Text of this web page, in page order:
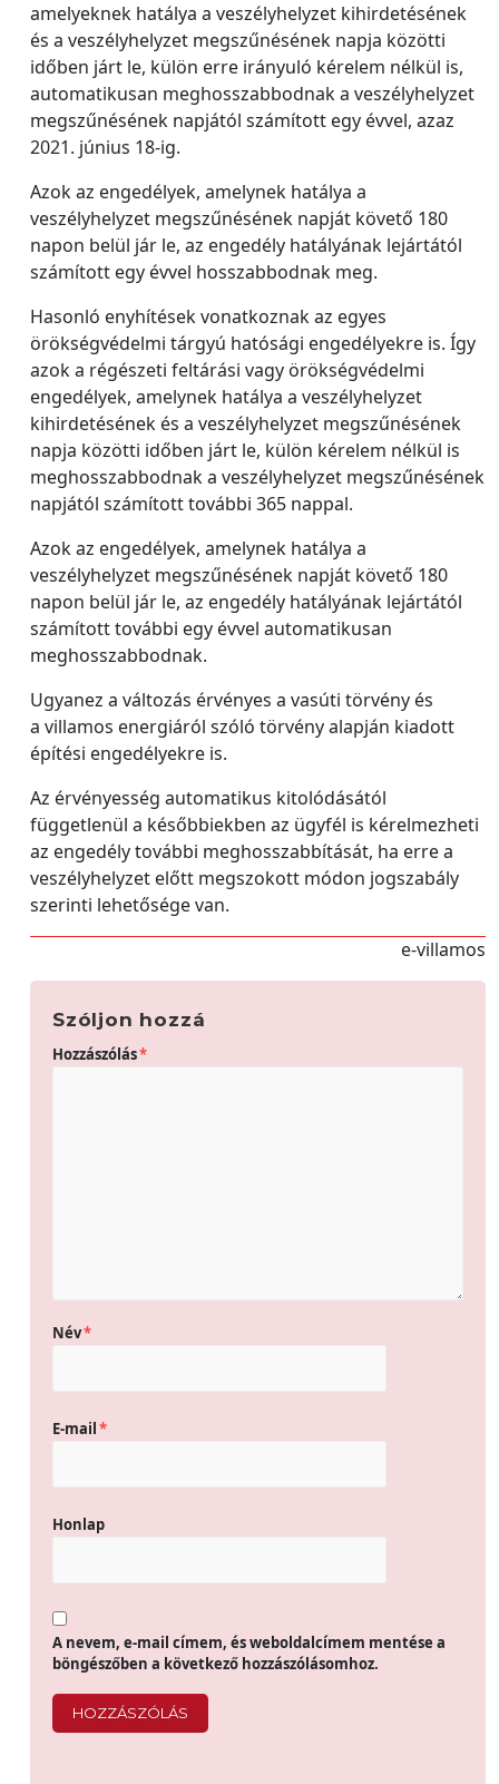
amelyeknek hatálya a veszélyhelyzet kihirdetésének
és a veszélyhelyzet megszűnésének napja közötti
időben járt le, külön erre irányuló kérelem nélkül is,
automatikusan meghosszabbodnak a veszélyhelyzet
megszűnésének napjától számított egy évvel, azaz
2021. június 18-ig.
Azok az engedélyek, amelynek hatálya a
veszélyhelyzet megszűnésének napját követő 180
napon belül jár le, az engedély hatályának lejártától
számított egy évvel hosszabbodnak meg.
Hasonló enyhítések vonatkoznak az egyes
örökségvédelmi tárgyú hatósági engedélyekre is. Így
azok a régészeti feltárási vagy örökségvédelmi
engedélyek, amelynek hatálya a veszélyhelyzet
kihirdetésének és a veszélyhelyzet megszűnésének
napja közötti időben járt le, külön kérelem nélkül is
meghosszabbodnak a veszélyhelyzet megszűnésének
napjától számított további 365 nappal.
Azok az engedélyek, amelynek hatálya a
veszélyhelyzet megszűnésének napját követő 180
napon belül jár le, az engedély hatályának lejártától
számított további egy évvel automatikusan
meghosszabbodnak.
Ugyanez a változás érvényes a vasúti törvény és
a villamos energiáról szóló törvény alapján kiadott
építési engedélyekre is.
Az érvényesség automatikus kitolódásától
függetlenül a későbbiekben az ügyfél is kérelmezheti
az engedély további meghosszabbítását, ha erre a
veszélyhelyzet előtt megszokott módon jogszabály
szerinti lehetősége van.
e-villamos
Szóljon hozzá
Hozzászólás*
Név*
E-mail*
Honlap
A nevem, e-mail címem, és weboldalcímem mentése a
böngészőben a következő hozzászólásomhoz.